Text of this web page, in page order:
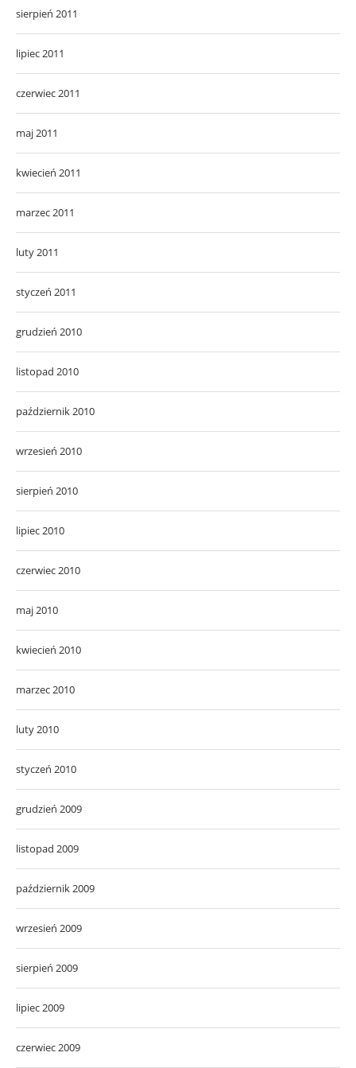
sierpień 2011
lipiec 2011
czerwiec 2011
maj 2011
kwiecień 2011
marzec 2011
luty 2011
styczeń 2011
grudzień 2010
listopad 2010
październik 2010
wrzesień 2010
sierpień 2010
lipiec 2010
czerwiec 2010
maj 2010
kwiecień 2010
marzec 2010
luty 2010
styczeń 2010
grudzień 2009
listopad 2009
październik 2009
wrzesień 2009
sierpień 2009
lipiec 2009
czerwiec 2009